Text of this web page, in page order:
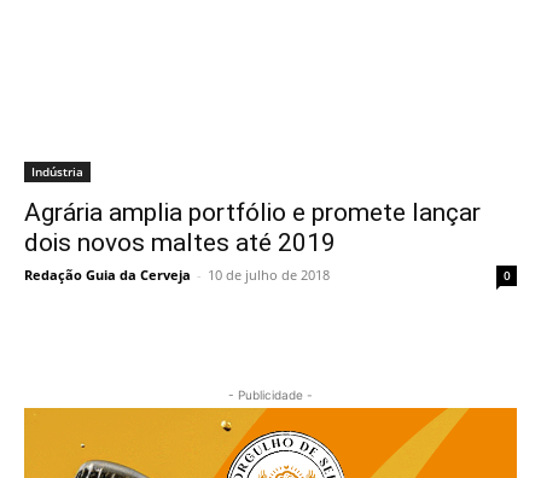
Indústria
Agrária amplia portfólio e promete lançar
dois novos maltes até 2019
Redação Guia da Cerveja - 10 de julho de 2018 0
- Publicidade -